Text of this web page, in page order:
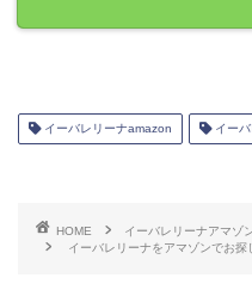
イーバレリーナamazon イーバ
HOME
イーバレリーナアマゾ
イーバレリーナをアマゾンでお探